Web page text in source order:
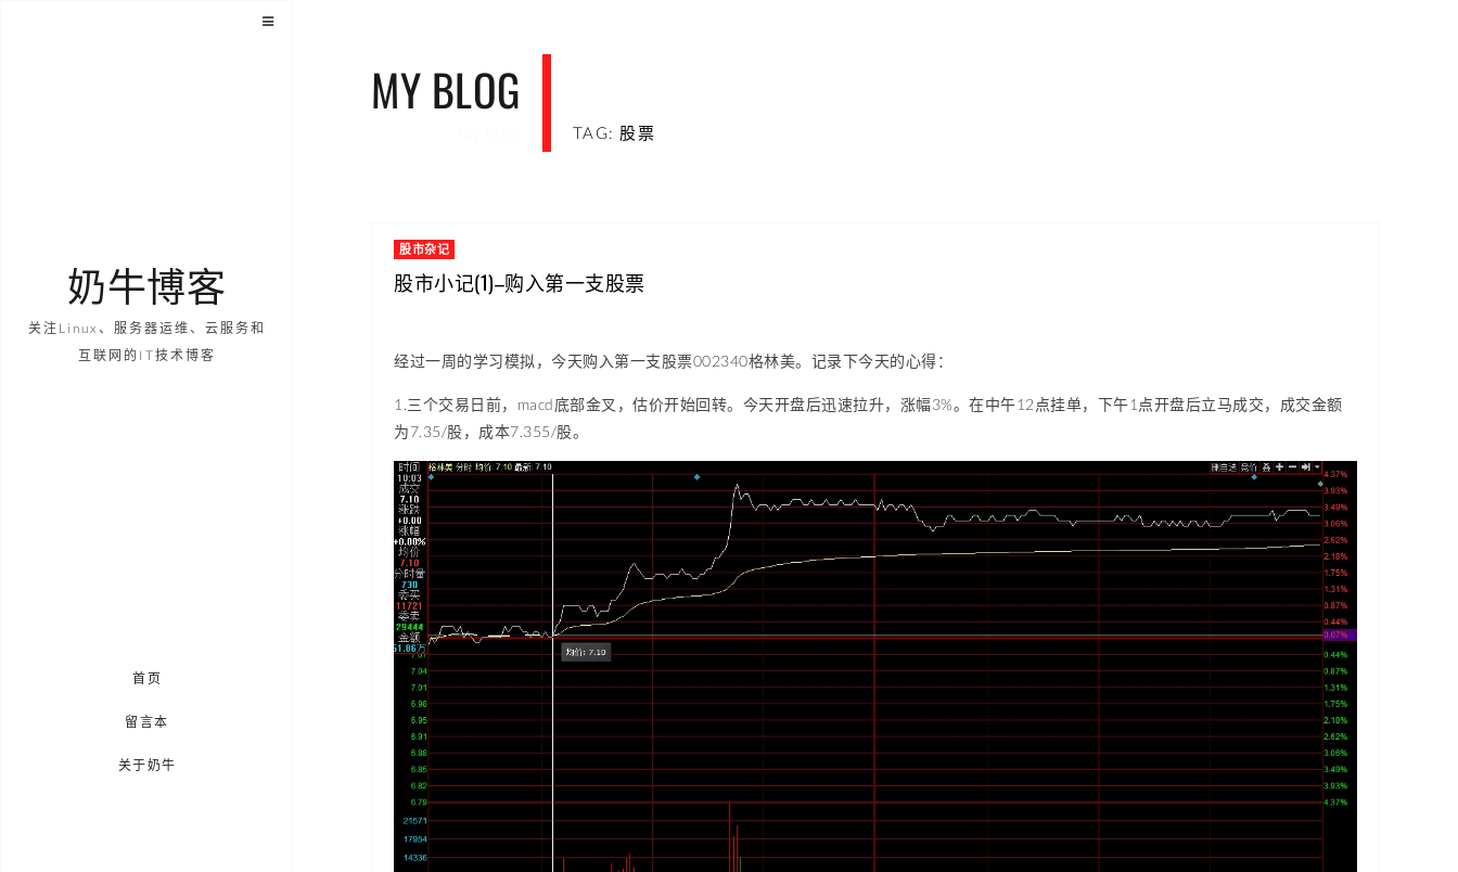
奶牛博客
关注Linux、服务器运维、云服务和
互联网的IT技术博客
首页
留言本
关于奶牛
MY BLOG
TAG: 股票
股市杂记
股市小记(1)–购入第一支股票
经过一周的学习模拟，今天购入第一支股票002340格林美。记录下今天的心得：
1.三个交易日前，macd底部金叉，估价开始回转。今天开盘后迅速拉升，涨幅3%。在中午12点挂单，下午1点开盘后立马成交，成交金额
为7.35/股，成本7.355/股。